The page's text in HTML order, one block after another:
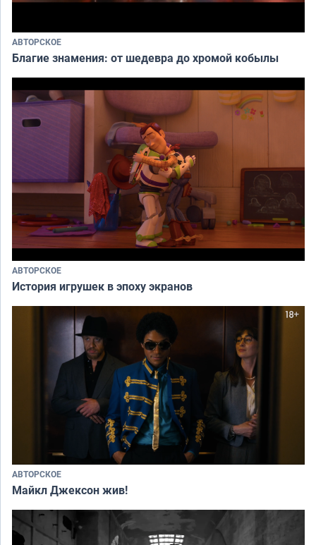
АВТОРСКОЕ
Благие знамения: от шедевра до хромой кобылы
АВТОРСКОЕ
История игрушек в эпоху экранов
АВТОРСКОЕ
Майкл Джексон жив!